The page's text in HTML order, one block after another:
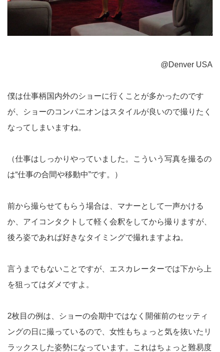
@Denver USA
僕は仕事柄国内外のショーに行くことが多かったのです
が、ショーのコンパニオンはスタイルが良いので撮りたく
なってしまいますね。
（仕事はしっかりやっていました。こういう写真を撮るの
は“仕事の合間や移動中”です。）
前から撮らせてもらう場合は、マナーとして一声かける
か、アイコンタクトして軽く会釈をしてから撮りますが、
後ろ姿であれば好きなタイミングで撮れますよね。
言うまでもないことですが、エスカレーターでは下から上
を狙ってはダメですよ。
2枚目の例は、ショーの会期中ではなく開催前のセッティ
ングの日に撮っているので、女性もちょっと気を抜いたリ
ラックスした姿勢になっています。これはちょっと難易度